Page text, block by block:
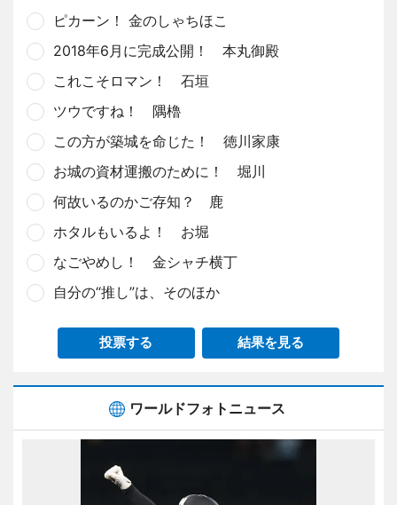
ピカーン！ 金のしゃちほこ
2018年6月に完成公開！ 本丸御殿
これこそロマン！ 石垣
ツウですね！ 隅櫓
この方が築城を命じた！ 徳川家康
お城の資材運搬のために！ 堀川
何故いるのかご存知？ 鹿
ホタルもいるよ！ お堀
なごやめし！ 金シャチ横丁
自分の“推し”は、そのほか
投票する 結果を見る
ワールドフォトニュース